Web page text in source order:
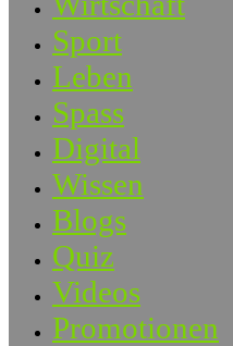
Sport
Leben
Spass
Digital
Wissen
Blogs
Quiz
Videos
Promotionen